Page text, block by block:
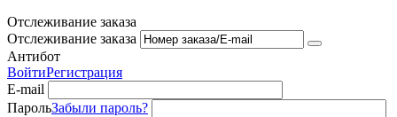
Отслеживание заказа
Отслеживание заказа
Антибот
ВойтиРегистрация
E-mail
ПарольЗабыли пароль?